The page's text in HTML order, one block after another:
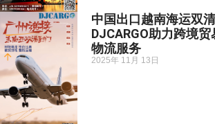
中国出口越南海运双
DJCARGO助力跨境
物流服务
2025年 11月 13日